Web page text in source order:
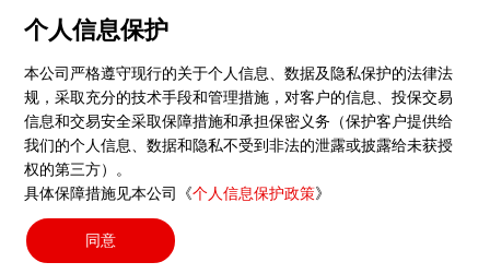
个人信息保护
本公司严格遵守现行的关于个人信息、数据及隐私保护的法律法
规，采取充分的技术手段和管理措施，对客户的信息、投保交易
信息和交易安全采取保障措施和承担保密义务（保护客户提供给
我们的个人信息、数据和隐私不受到非法的泄露或披露给未获授
权的第三方）。
具体保障措施见本公司《个人信息保护政策》
同意
© 2026 镭尔谱激光应用技术（上海）有限公司
隐私政策 印记沪ICP备15051604号-4 （沪）-非经营
性-2023-0290
Search